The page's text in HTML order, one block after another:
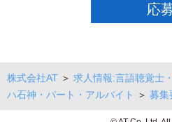
応
株式会社AT ＞ 求人情報:言語聴覚士
ハ石神・パート・アルバイト
＞ 募集